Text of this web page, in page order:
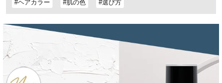
#ヘアカラー #肌の色 #選び方